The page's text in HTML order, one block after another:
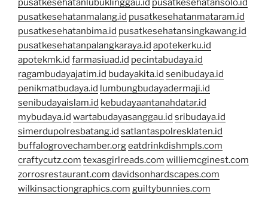
pusatkesehatanlubuklinggau.id pusatkesehatansolo.id
pusatkesehatanmalang.id pusatkesehatanmataram.id
pusatkesehatanbima.id pusatkesehatansingkawang.id
pusatkesehatanpalangkaraya.id apotekerku.id
apotekmk.id farmasiuad.id pecintabudaya.id
ragambudayajatim.id budayakita.id senibudaya.id
penikmatbudaya.id lumbungbudayadermaji.id
senibudayaislam.id kebudayaantanahdatar.id
mybudaya.id wartabudayasanggau.id sribudaya.id
simerdupolresbatang.id satlantaspolresklaten.id
buffalogrovechamber.orgeatdrinkdishmpls.com
craftycutz.com texasgirlreads.com williemcginest.com
zorrosrestaurant.com davidsonhardscapes.com
wilkinsactiongraphics.com guiltybunnies.com